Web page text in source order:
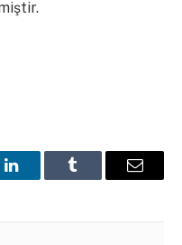
LinkedInTumblr Email